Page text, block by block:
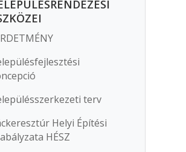
terv
Helyi Építési
HÉSZ